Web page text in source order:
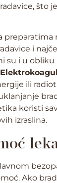
što
preparatima
i
su i u
ili
koristi
izraslina.
Ako